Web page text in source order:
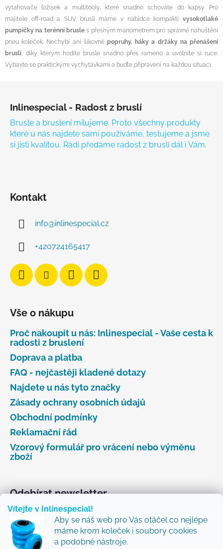
Vítejte v Inlinespecial!
Aby se náš web pro Vás otáčel co nejlépe
máme krom koleček i soubory cookies
a podobné nástroje.
vytahovače ložisek a multitooly, které snadno schováte do kapsy. Pro
majitele off-road a SUV bruslí máme v nabídce kompaktí vysokotlaké
pumpičky na terénní brusle s přesným manometrem pro správné nahuštění
pneu koleček. Nechybí ani šikovné popruhy, háky a držáky na přenášení
bruslí , díky kterým hodíte brusle snadno přes rameno a uvolníte si ruce.
Vybavte se praktickými vychytávkami a buďte připraveni na každou situaci.
Inlinespecial - Radost z bruslí
Brusle a bruslení milujeme. Proto všechny produkty
které u nás najdete sami používáme, testujeme a jsme
si jisti kvalitou. Rádi předáme radost z bruslí dál i Vám.
Kontakt
info@inlinespecial.cz
+420724165417
Vše o nákupu
Proč nakoupit u nás: Inlinespecial - Vaše cesta k
radosti z bruslení
Doprava a platba
FAQ - nejčastěji kladené dotazy
Najdete u nás tyto značky
Zásady ochrany osobních údajů
Obchodní podmínky
Reklamační řád
Vzorový formulář pro vrácení nebo výměnu
zboží
Odebírat newsletter
Vložte svůj e-mail a my vám budeme zasílat informace
o nových produktech na našem e-shopu.
Přidejte se k nám a my Vám budeme zasílat ty nejlepší